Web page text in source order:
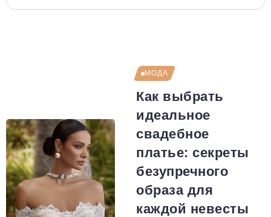
МОДА
Как выбрать
идеальное
свадебное
платье: секреты
безупречного
образа для
каждой невесты